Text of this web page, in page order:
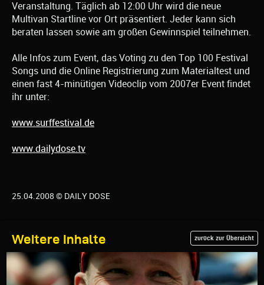
Veranstaltung. Täglich ab 12:00 Uhr wird die neue
Multivan Startline vor Ort präsentiert. Jeder kann sich
beraten lassen sowie am großen Gewinnspiel teilnehmen.
Alle Infos zum Event, das Voting zu den Top 100 Festival
Songs und die Online Registrierung zum Materialtest und
einen fast 4-minütigen Videoclip vom 2007er Event findet
ihr unter:
www.surffestival.de
www.dailydose.tv
25.04.2008 © DAILY DOSE
Weitere Inhalte zurück zur Übersicht